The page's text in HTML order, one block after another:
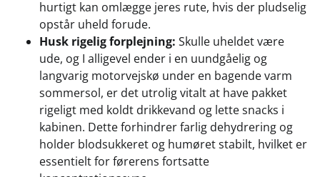
hurtigt kan omlægge jeres rute, hvis der pludselig
opstår uheld forude.
Husk rigelig forplejning: Skulle uheldet være
ude, og I alligevel ender i en uundgåelig og
langvarig motorvejskø under en bagende varm
sommersol, er det utrolig vitalt at have pakket
rigeligt med koldt drikkevand og lette snacks i
kabinen. Dette forhindrer farlig dehydrering og
holder blodsukkeret og humøret stabilt, hvilket er
essentielt for førerens fortsatte